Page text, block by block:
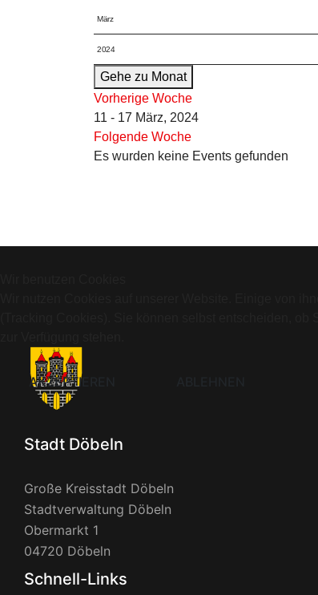
Gehe zu Monat
Vorherige Woche
11 - 17 März, 2024
Folgende Woche
Es wurden keine Events gefunden
Stadt Döbeln
Große Kreisstadt Döbeln
Stadtverwaltung Döbeln
Obermarkt 1
04720 Döbeln
Schnell-Links
AKZEPTIEREN